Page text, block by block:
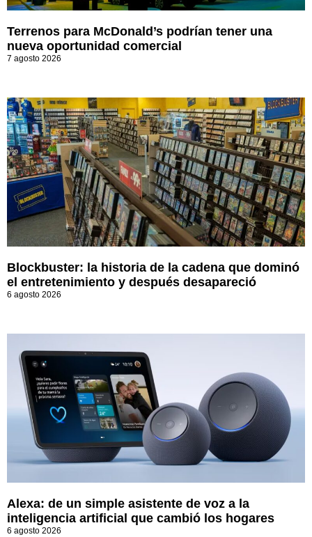
Terrenos para McDonald’s podrían tener una
nueva oportunidad comercial
7 agosto 2026
Blockbuster: la historia de la cadena que dominó
el entretenimiento y después desapareció
6 agosto 2026
Alexa: de un simple asistente de voz a la
inteligencia artificial que cambió los hogares
6 agosto 2026